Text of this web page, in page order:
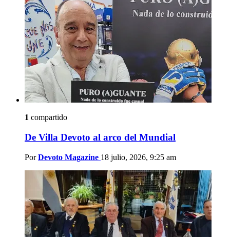
1 compartido
De Villa Devoto al arco del Mundial
Por Devoto Magazine 18 julio, 2026, 9:25 am